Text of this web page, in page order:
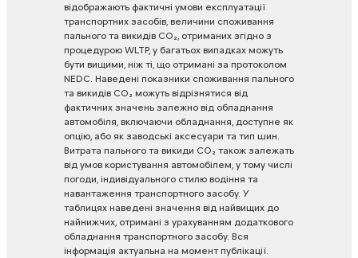
відображають фактичні умови експлуатації
транспортних засобів, величини споживання
пального та викидів CO₂, отриманих згідно з
процедурою WLTP, у багатьох випадках можуть
бути вищими, ніж ті, що отримані за протоколом
NEDC. Наведені показники споживання пального
та викидів CO₂ можуть відрізнятися від
фактичних значень залежно від обладнання
автомобіля, включаючи обладнання, доступне як
опцію, або як заводські аксесуари та тип шин.
Витрата пального та викиди CO₂ також залежать
від умов користування автомобілем, у тому числі
погоди, індивідуального стилю водіння та
навантаження транспортного засобу. У
таблицях наведені значення від найвищих до
найнижчих, отримані з урахуванням додаткового
обладнання транспортного засобу. Вся
інформація актуальна на момент публікації.